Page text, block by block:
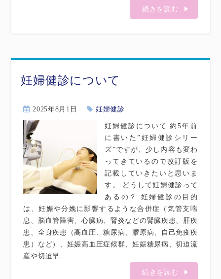
続きを読む
妊婦健診について
2025年8月1日 妊婦健診
妊婦健診について 約5年前
に書いた”妊婦健診シリー
ズ”ですが、少し内容も変わ
ってきているので改訂版を
記載していきたいと思いま
す。 どうして妊婦健診って
あるの？ 妊婦健診の目的
は、妊娠や分娩に影響するような合併症（気管支喘
息、脳血管障害、心臓病、腎炎などの腎臓疾患、肝疾
患、全身疾患（高血圧、糖尿病、膠原病、自己免疫疾
患）など）、妊娠高血圧症候群、妊娠糖尿病、切迫流
産や切迫早...
続きを読む